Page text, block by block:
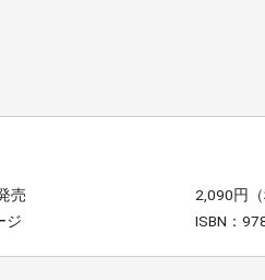
売
2,090円（
ジ
ISBN：